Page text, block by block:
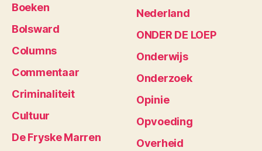
Boeken
Bolsward
Columns
Commentaar
Criminaliteit
Cultuur
De Fryske Marren
Nederland
ONDER DE LOEP
Onderwijs
Onderzoek
Opinie
Opvoeding
Overheid